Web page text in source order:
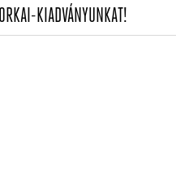
KIADVÁNYUNKAT!(CURRENT)